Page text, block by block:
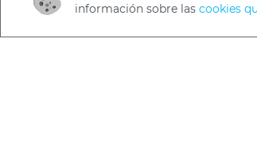
información sobre las cookies